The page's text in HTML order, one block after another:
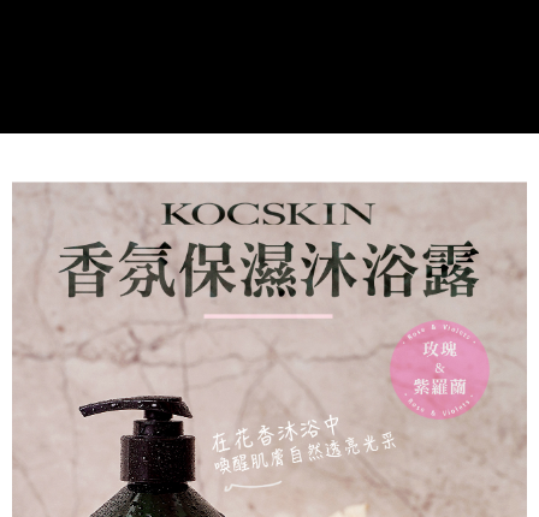
每筆NT$85，滿NT$1,000(含以上)免運費
宅配
每筆NT$110，滿NT$1,000(含以上)免運費
離島宅配
每筆NT$220，滿NT$2,000(含以上)免運費
宅配貨到付款
每筆NT$110，滿NT$1,000(含以上)免運費
國家/地區配送 查看運費